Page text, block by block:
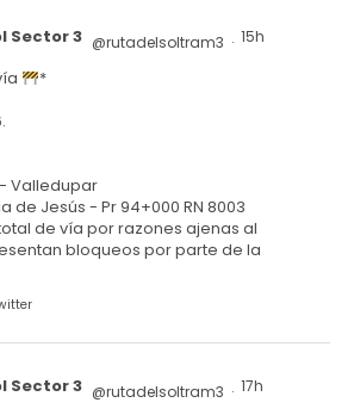
Sector 3 @rutadelsoltram3 · 15h
*
Valledupar
de Jesús - Pr 94+000 RN 8003
de vía por razones ajenas al
bloqueos por parte de la
Sector 3 @rutadelsoltram3 · 17h